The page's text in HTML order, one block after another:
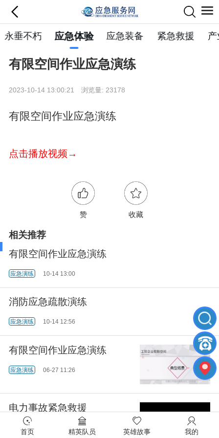
永垂不朽 应急体验 应急装备 紧急救援
有限空间作业应急演练
2023-10-14 13:00:21 浏览量: 23178
有限空间作业应急演练
点击播放视频→
赞 收藏
相关推荐
有限空间作业应急演练
应急演练 10-14 13:00
消防应急疏散演练
应急演练 10-14 12:56
有限空间作业应急演练
应急演练 06-27 11:26
电力事故紧急救援
应急演练 06-27 11:24
首页 精英队员 英雄故事 我的